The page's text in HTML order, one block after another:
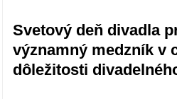
Svetový deň divadla
významný medzník v
dôležitosti